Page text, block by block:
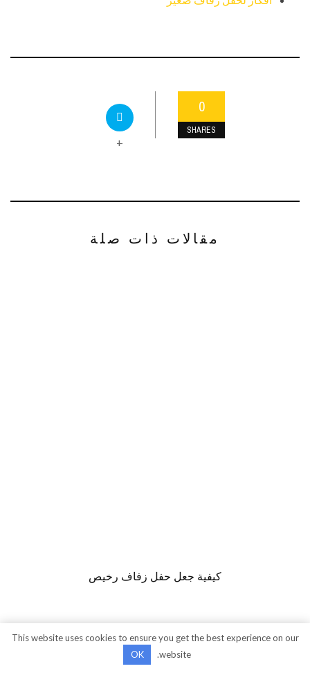
0
SHARES
+
مقالات ذات صلة
كيفية جعل حفل زفاف رخيص
This website uses cookies to ensure you get the best experience on our
website.
OK